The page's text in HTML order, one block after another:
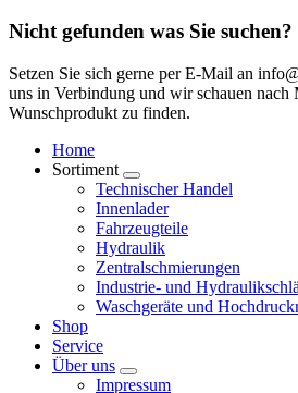
Nicht gefunden was Sie suchen?
Setzen Sie sich gerne per E-Mail an
uns in Verbindung und wir schauen
Wunschprodukt zu finden.
Home
Sortiment
Technischer Handel
Innenlader
Fahrzeugteile
Hydraulik
Zentralschmierungen
Industrie- und
Waschgeräte und
Shop
Service
Über uns
Impressum